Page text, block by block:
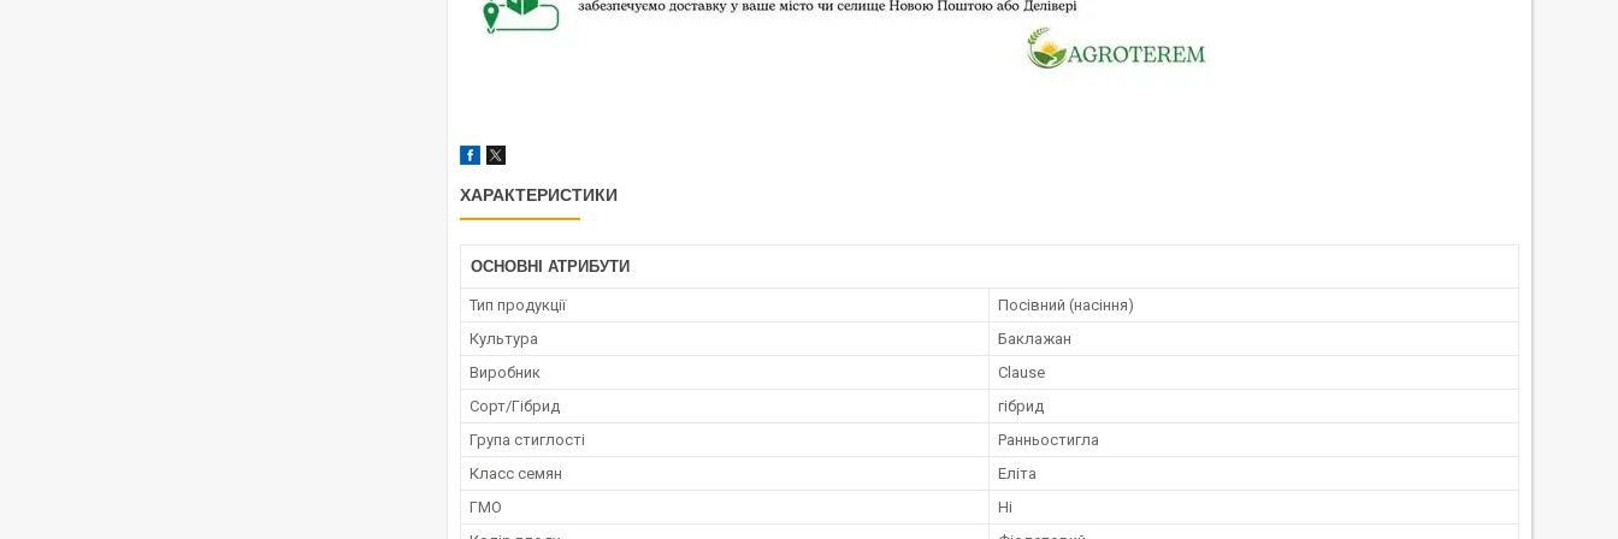
ХАРАКТЕРИСТИКИ
ОСНОВНІ АТРИБУТИ
Тип продукції
Посівний (насіння)
Культура
Баклажан
Виробник
Clause
Сорт/Гібрид
гібрид
Група стиглості
Ранньостигла
Класс семян
Еліта
ГМО
Ні